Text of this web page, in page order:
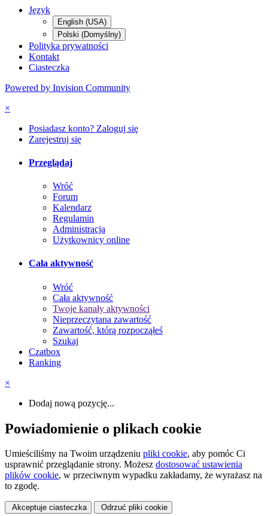
Język
English (USA)
Polski (Domyślny)
Polityka prywatności
Kontakt
Ciasteczka
Powered by Invision Community
×
Posiadasz konto? Zaloguj się
Zarejestruj się
Przeglądaj
Wróć
Forum
Kalendarz
Regulamin
Administracja
Użytkownicy online
Cała aktywność
Wróć
Cała aktywność
Twoje kanały aktywności
Nieprzeczytana zawartość
Zawartość, którą rozpocząłeś
Szukaj
Czatbox
Ranking
×
Dodaj nową pozycję...
Powiadomienie o plikach cookie
Umieściliśmy na Twoim urządzeniu pliki cookie, aby pomóc Ci
usprawnić przeglądanie strony. Możesz dostosować ustawienia
plików cookie, w przeciwnym wypadku zakładamy, że wyrażasz na
to zgodę.
Akceptuje ciasteczka Odrzuć pliki cookie